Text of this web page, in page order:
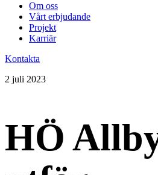
Om oss
Vårt erbjudande
Projekt
Karriär
Kontakta
2 juli 2023
HÖ